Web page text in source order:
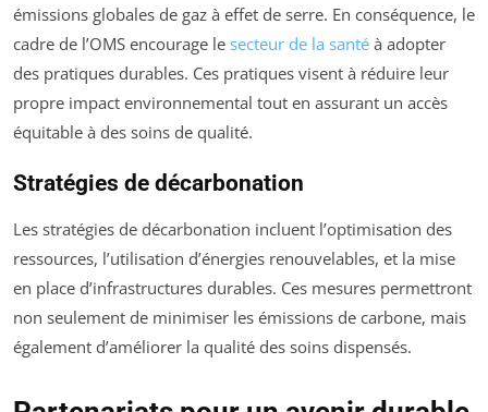
émissions globales de gaz à effet de serre. En conséquence, le
cadre de l’OMS encourage le secteur de la santé à adopter
des pratiques durables. Ces pratiques visent à réduire leur
propre impact environnemental tout en assurant un accès
équitable à des soins de qualité.
Stratégies de décarbonation
Les stratégies de décarbonation incluent l’optimisation des
ressources, l’utilisation d’énergies renouvelables, et la mise
en place d’infrastructures durables. Ces mesures permettront
non seulement de minimiser les émissions de carbone, mais
également d’améliorer la qualité des soins dispensés.